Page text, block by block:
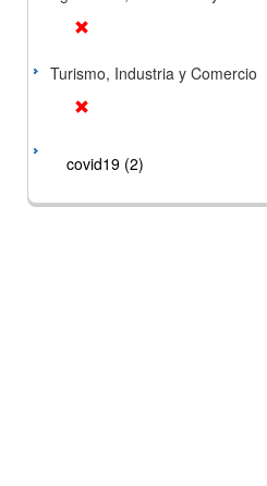
Turismo, Industria y Comercio
covid19 (2)